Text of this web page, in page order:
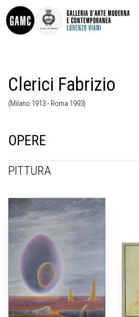
CONTATTI
DIDATTICA
SHOP
GLI AUTORI
LORENZO VIANI
MOSTRE
EVENTI
PALAZZO DELLE MUSE
PITTURA
SCULTURA
Clerici Fabrizio
(Milano 1913 - Roma 1993)
OPERE
PITTURA